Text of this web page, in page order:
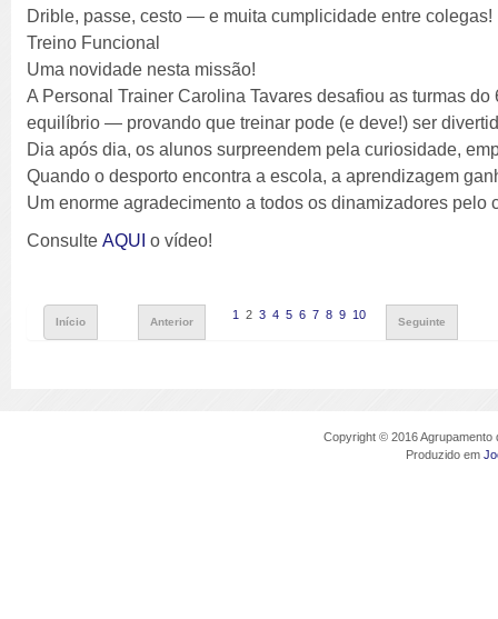
Drible, passe, cesto — e muita cumplicidade entre colegas!
Treino Funcional
Uma novidade nesta missão!
A Personal Trainer Carolina Tavares desafiou as turmas
equilíbrio — provando que treinar pode (e deve!) ser
Dia após dia, os alunos surpreendem pela curiosidade,
Quando o desporto encontra a escola, a aprendizagem
Um enorme agradecimento a todos os dinamizadores
ConsulteAQUI o vídeo!
Início Anterior
1 2 3 4 5 6 7 8 9 10
Seguinte
Copyright © 2016
Produzido em